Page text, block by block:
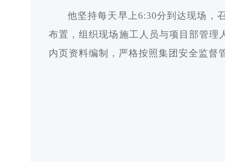
他坚持每天早上6:30分到达现场，
布置，组织现场施工人员与项目部管理
内页资料编制，严格按照集团安全监督